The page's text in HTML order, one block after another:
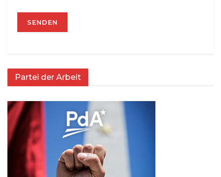
Partei der Arbeit